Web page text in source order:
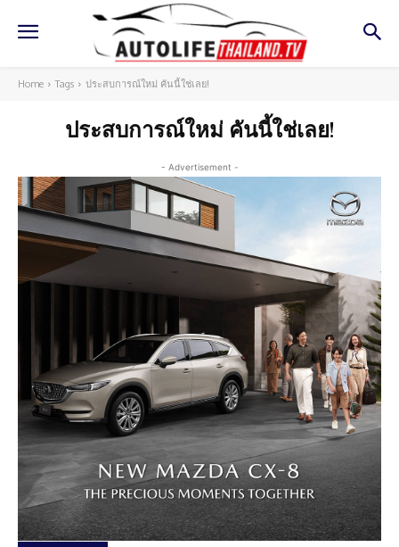
Home Tags ประสบการณ์ใหม่ คันนี้ใช่เลย!
ประสบการณ์ใหม่ คันนี้ใช่เลย!
- Advertisement -